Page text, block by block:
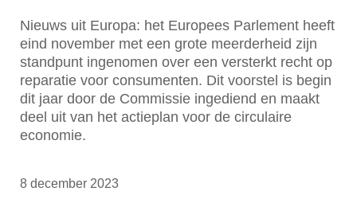
Nieuws uit Europa: het Europees Parlement heeft
eind november met een grote meerderheid zijn
standpunt ingenomen over een versterkt recht op
reparatie voor consumenten. Dit voorstel is begin
dit jaar door de Commissie ingediend en maakt
deel uit van het actieplan voor de circulaire
economie.
8 december 2023